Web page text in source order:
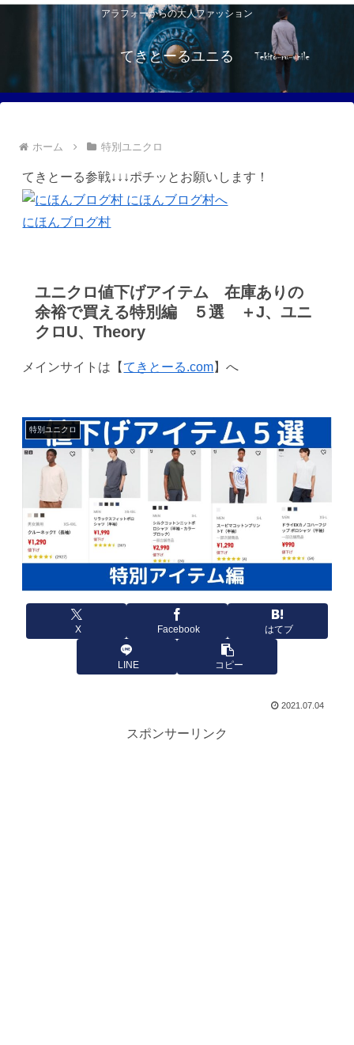
アラフォーからの大人ファッション
てきとーるユニる
ホーム 特別ユニクロ
てきとーる参戦↓↓↓ポチッとお願いします！
にほんブログ村
ユニクロ値下げアイテム 在庫ありの
余裕で買える特別編 ５選 ＋J、ユニ
クロU、Theory
メインサイトは【てきとーる.com】へ
特別ユニクロ
X Facebook はてブ
LINE コピー
2021.07.04
スポンサーリンク